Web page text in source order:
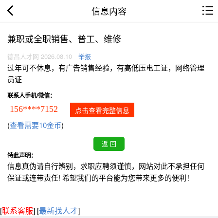
信息内容
兼职或全职销售、普工、维修
德昌人才网 2026.08.10 举报
过年可不休息，有广告销售经验，有高低压电工证，网络管理
员证
联系人手机/微信：
156****7152 点击查看完整信息
(查看需要10金币)
特此声明：
信息真伪请自行辨别，求职应聘须谨慎，网站对此不承担任何
保证或连带责任! 希望我们的平台能为您带来更多的便利！
[联系客服] [最新找人才]